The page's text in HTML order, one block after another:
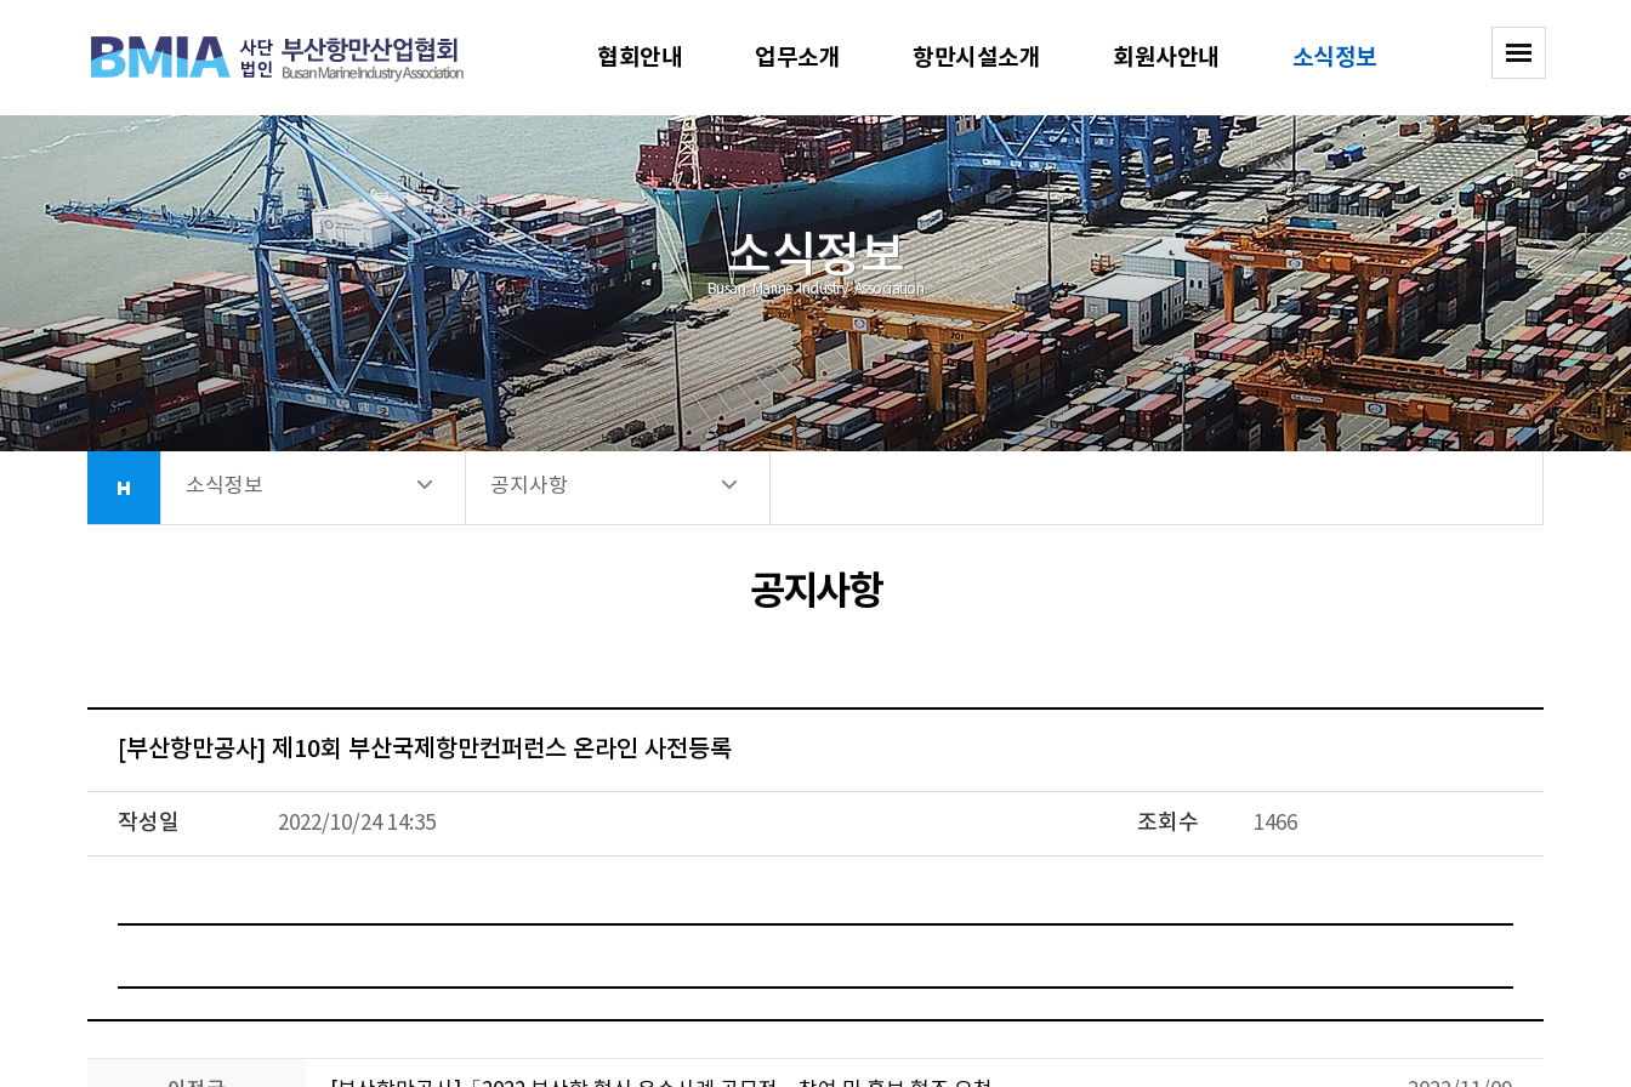
협회안내 업무소개 항만시설소개 회원사안내 소식정보
소식정보
Busan Marine Industry Association
소식정보
업무소개
항만시설소개
회원사안내
소식정보
공지사항
공지사항
[부산항만공사] 제10회 부산국제항만컨퍼런스 온라인 사전등록
작성일 2022/10/24 14:35 조회수 1466